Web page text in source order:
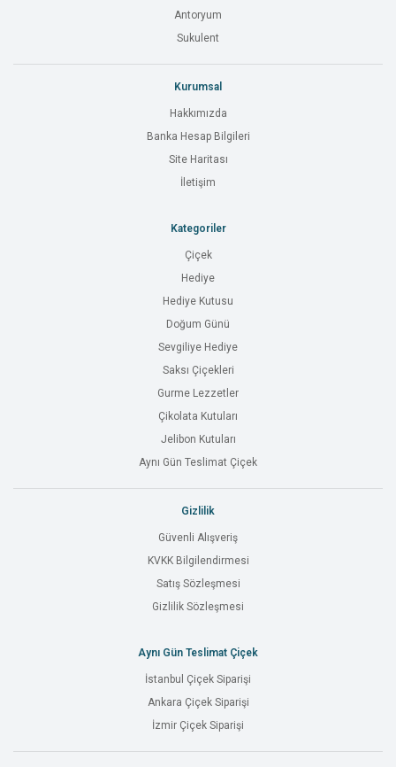
Antoryum
Sukulent
Kurumsal
Hakkımızda
Banka Hesap Bilgileri
Site Haritası
İletişim
Kategoriler
Çiçek
Hediye
Hediye Kutusu
Doğum Günü
Sevgiliye Hediye
Saksı Çiçekleri
Gurme Lezzetler
Çikolata Kutuları
Jelibon Kutuları
Aynı Gün Teslimat Çiçek
Gizlilik
Güvenli Alışveriş
KVKK Bilgilendirmesi
Satış Sözleşmesi
Gizlilik Sözleşmesi
Aynı Gün Teslimat Çiçek
İstanbul Çiçek Siparişi
Ankara Çiçek Siparişi
İzmir Çiçek Siparişi